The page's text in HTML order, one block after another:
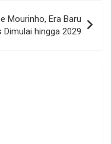
Mourinho, Era Baru
hingga 2029